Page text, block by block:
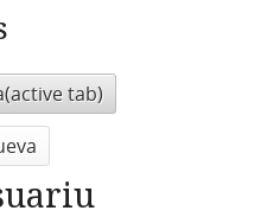
(active tab)